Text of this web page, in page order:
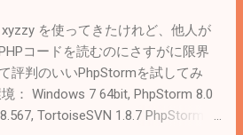
Pygments $ cd apidoc $
--format=json TiAutocomplete
て変換する。 $ cd ../../ $ git clone
netpro2k/TiAutocomplete
build # ./install Installing shared
/usr/lib64/php/modules/ # vi
phalcon.ini extension=phalcon.so
init.d/php-fpm restart 確認 # php
Phalcon ２．Phalcon
を使ってきたけれど、他人が
コードを読むのにさすがに限界
評判のいいPhpStormを試してみ
： Windows 7 64bit, PhpStorm 8.0
TortoiseSVN 1.8.7 PhpStormに